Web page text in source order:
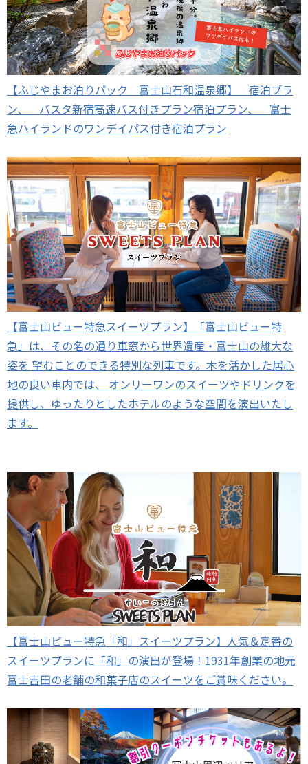
【ふじやまお泊りパック 富士山石和温泉郷】 宿泊プラ
ン、 バスタ新宿高速バス付きプラン宿泊プラン、 富士
急ハイランドのワンデイパス付き宿泊プラン
【富士山ビュー特急スイーツプラン】「富士山ビュー特
急」は、その名の通り車窓から世界遺産・富士山の雄大な
姿を 望むことのできる特別な列車です。木を活かした居心
地の良い車内では、 オンリーワンのスイーツやドリンクを
提供し、ゆったりとしたホテルのような空間を演出いたし
ます。
【富士山ビュー特急「和」スイーツプラン】人気＆定番の
スイーツプランに「和」の演出が登場！1931年創業の地元
富士吉田の老舗の和菓子店のスイーツをご賞味ください。